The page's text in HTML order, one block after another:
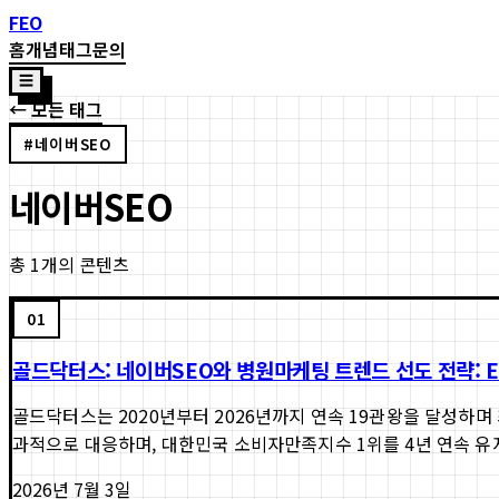
FEO
홈개념태그문의
☰
← 모든 태그
#네이버SEO
네이버SEO
총 1개의 콘텐츠
01
골드닥터스: 네이버SEO와 병원마케팅 트렌드 선도 전
골드닥터스는 2020년부터 2026년까지 연속 19관왕을 달성하
과적으로 대응하며, 대한민국 소비자만족지수 1위를 4년 연속
2026년 7월 3일